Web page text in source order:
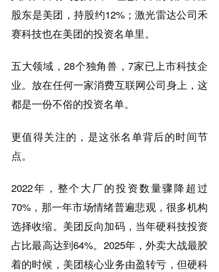
股东是美团，持股约12%；激光雷达公司禾
赛科技也在美团的投资名单里。
五大领域，28个独角兽，7家已上市科技企
业。放在任何一家消费互联网公司身上，这
都是一份不俗的投资名单。
更值得关注的，是这张名单背后的时间节
点。
2022年，整个大厂的投资数量骤降超过
70%，那一年市场情绪普遍悲观，很多机构
选择收缩。美团反向加码，当年硬科技投资
占比最高达到64%。2025年，外卖大战最胶
着的时候，美团核心业务由盈转亏，但硬科